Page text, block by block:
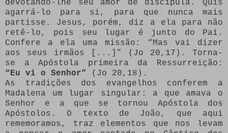
devotando-lhe seu amor de discípula. Quis
agarrá-lo para si, para que nunca mais
partisse. Jesus, porém, diz a ela para não
retê-lo, pois seu lugar é junto do Pai.
Confere a ela uma missão: “Mas vai dizer
aos seus irmãos [...]” (Jo 20,17). Torna-
se a Apóstola primeira da Ressurreição:
“Eu vi o Senhor”
(Jo 20,18).
As tradições dos evangelhos conferem a
Madalena um lugar singular: a que amava o
Senhor e a que se tornou Apóstola dos
Apóstolos. O texto de João, que aqui
rememoramos, traz elementos que nos levam